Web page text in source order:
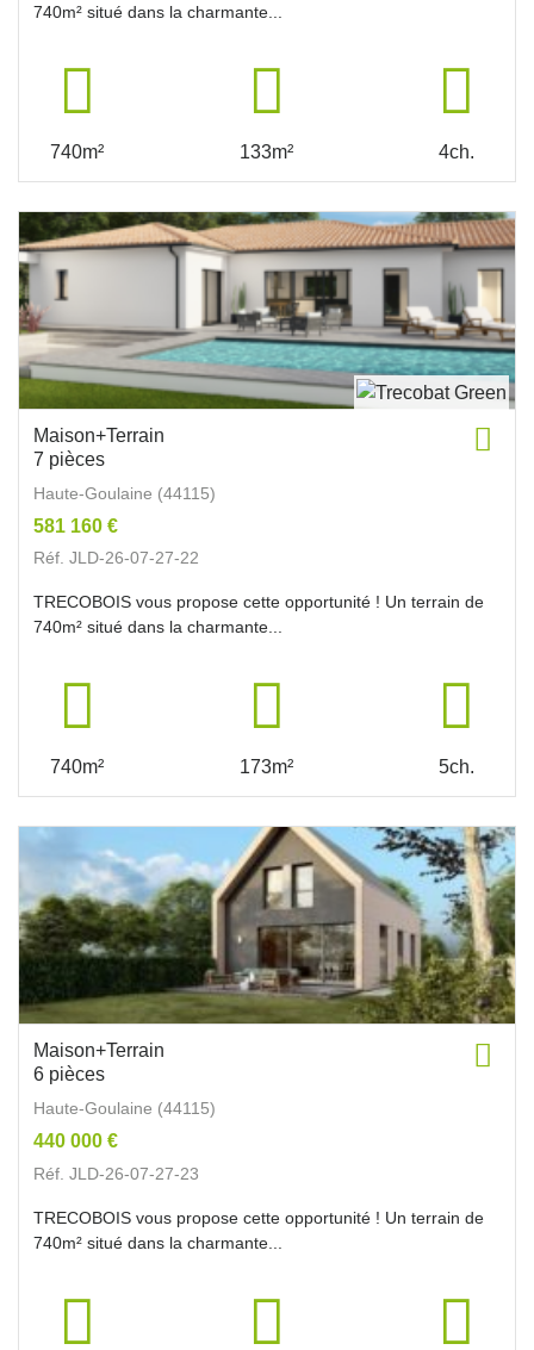
740m² situé dans la charmante...
740m² 133m² 4ch.
Maison+Terrain
7 pièces
Haute-Goulaine (44115)
581 160 €
Réf. JLD-26-07-27-22
TRECOBOIS vous propose cette opportunité ! Un terrain de
740m² situé dans la charmante...
740m² 173m² 5ch.
Maison+Terrain
6 pièces
Haute-Goulaine (44115)
440 000 €
Réf. JLD-26-07-27-23
TRECOBOIS vous propose cette opportunité ! Un terrain de
740m² situé dans la charmante...